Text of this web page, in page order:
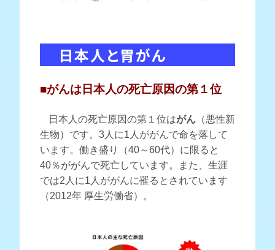
日本人と胃がん
■がんは日本人の死亡原因の第１位
日本人の死亡原因の第１位はがん（悪性新
生物）です。3人に1人ががんで命を落して
います。働き盛り（40～60代）に限ると
40％ががんで死亡しています。また、生涯
では2人に1人ががんに罹るとされています
（2012年 厚生労働省）。